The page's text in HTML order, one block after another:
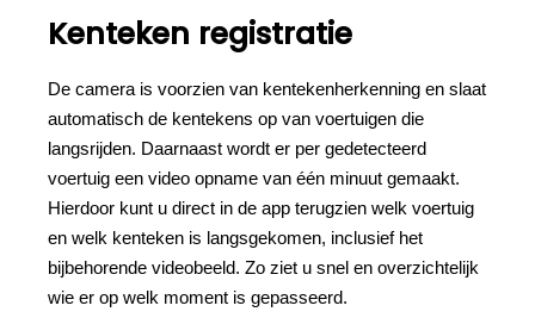
Kenteken registratie
De camera is voorzien van kentekenherkenning en slaat
automatisch de kentekens op van voertuigen die
langsrijden. Daarnaast wordt er per gedetecteerd
voertuig een video opname van één minuut gemaakt.
Hierdoor kunt u direct in de app terugzien welk voertuig
en welk kenteken is langsgekomen, inclusief het
bijbehorende videobeeld. Zo ziet u snel en overzichtelijk
wie er op welk moment is gepasseerd.